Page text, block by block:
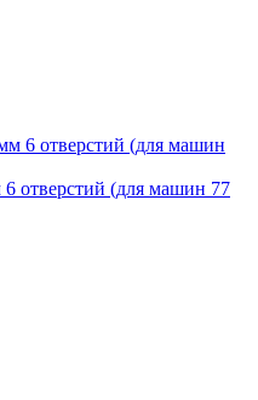
отверстий (для машин 77